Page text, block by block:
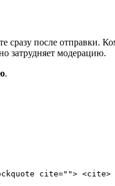
сразу после отправки.
затрудняет модерацию.
.
cite=""> <cite>